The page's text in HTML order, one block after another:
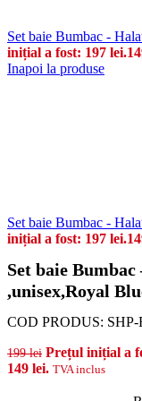
Set baie Bumbac -
inițial a fost: 197 lei.
Inapoi la produse
Set baie Bumbac -
inițial a fost: 197 lei.
Set baie
,unisex,Royal
COD PRODUS:
199lei Prețul inițial a
149 lei. TVA inclus